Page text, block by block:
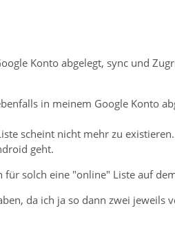
Konto abgelegt, sync und
in meinem Google Konto
scheint nicht mehr zu
geht.
solch eine "online" Liste auf
da ich ja so dann zwei jeweils